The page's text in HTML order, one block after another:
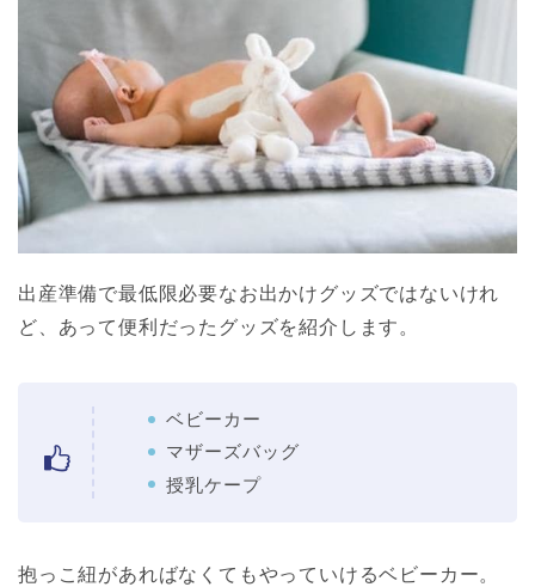
出産準備で最低限必要なお出かけグッズではないけれ
ど、あって便利だったグッズを紹介します。
ベビーカー
マザーズバッグ
授乳ケープ
抱っこ紐があればなくてもやっていけるベビーカー。